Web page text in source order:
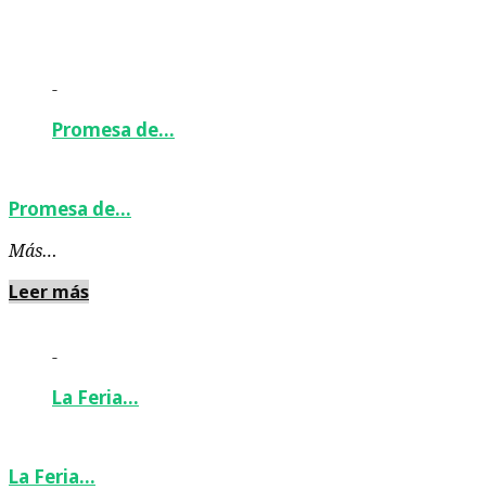
-
Promesa de…
Promesa de…
Más…
Leer más
-
La Feria…
La Feria…